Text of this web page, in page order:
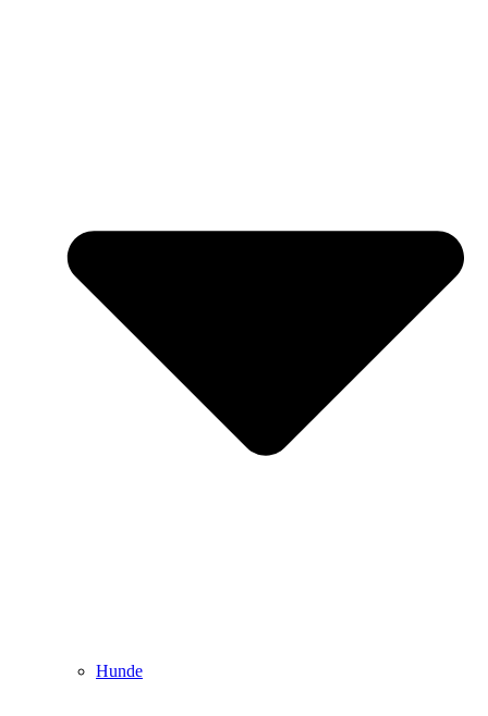
Hunde